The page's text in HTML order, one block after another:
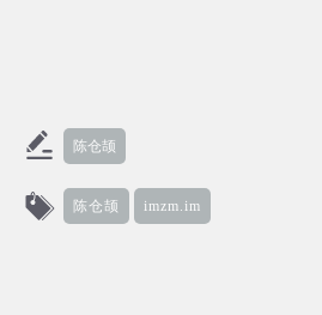
陈仓颉
陈仓颉 imzm.im